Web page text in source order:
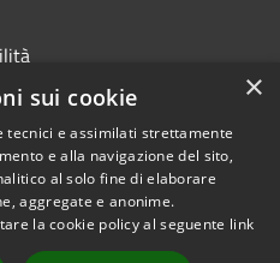
Copyright © 2026 • Comune di
Caltanissetta • Powered by
Municipium•Accesso
×
sui cookie
tecnici e assimilati strettamente
e alla navigazione del sito,
al solo fine di elaborare
aggregate e anonime.
la cookie policy al seguente link